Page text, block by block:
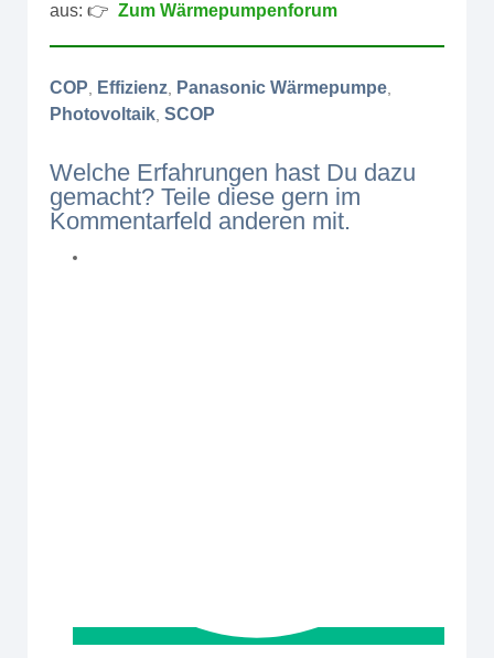
aus: 👉 Zum Wärmepumpenforum
COP Effizienz Panasonic Wärmepumpe
Photovoltaik SCOP
Welche Erfahrungen hast Du dazu
gemacht? Teile diese gern im
Kommentarfeld anderen mit.